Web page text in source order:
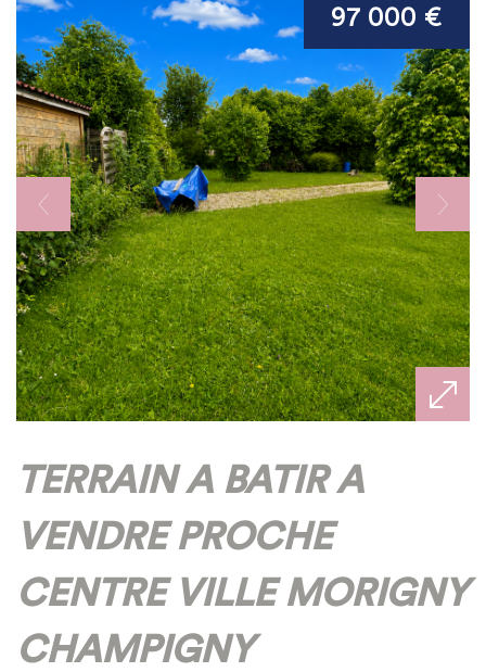
97 000 €
TERRAIN A BATIR A
VENDRE PROCHE
CENTRE VILLE MORIGNY
CHAMPIGNY